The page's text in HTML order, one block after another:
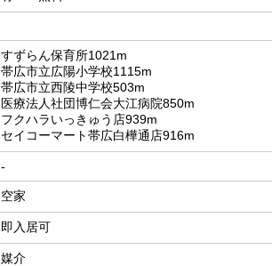
すずらん保育所1021m
帯広市立広陽小学校1115m
帯広市立西陵中学校503m
医療法人社団博仁会大江病院850m
フクハラいっきゅう店939m
セイコーマート帯広白樺通店916m
-
空家
即入居可
媒介